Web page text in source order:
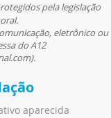
pela legislação
eletrônico ou
do A12
aparecida